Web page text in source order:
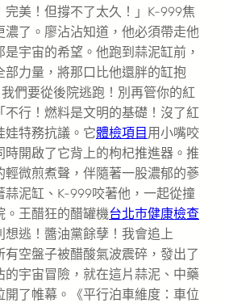
完美！但撐不了太久！」K-999焦
濃了。廖沾沾知道，他必須帶走他
宇宙的希望。他跑到蒜泥缸前，
部力量，將那口比他還胖的缸抱
們要從後院逃跑！別再管你的紅
不行！燃料是文明的基礎！沒了紅
娃特務抗議。它體檢項目 用小嘴咬
時開啟了它背上的枸杞推進器。推
輕微煎煮聲，伴隨著一股濃郁的蔘
蒜泥缸、K-999咬著他，一起從撞
。王醋狂的醋罐機台北巿健康檢查
想逃！醬油黨餘孽！我會追上
空盤子被醋酸氣波震碎，發出了
的宇宙冒險，就在這片蒜泥、中藥
開了帷幕。《平行泊車維度：車位